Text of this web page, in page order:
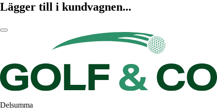
Lägger till i kundvagnen...
Delsumma